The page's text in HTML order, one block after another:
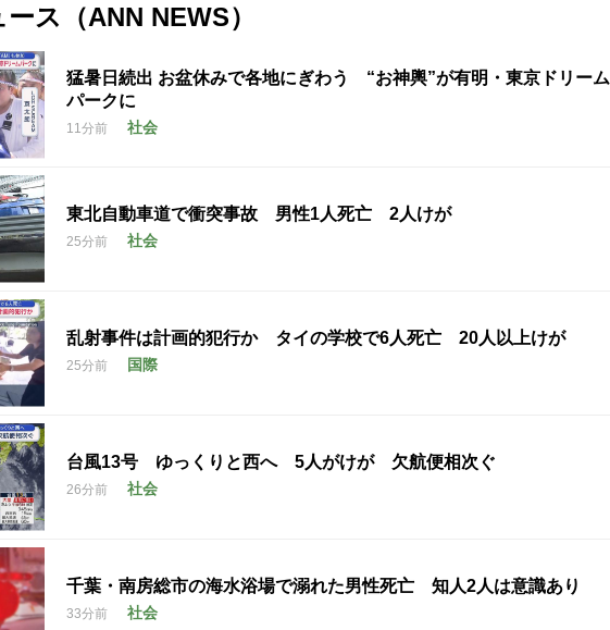
ス（ANN NEWS）
猛暑日続出 お盆休みで各地にぎわう “お神輿”が有明・東京ドリーム
パークに
11分前 社会
東北自動車道で衝突事故 男性1人死亡 2人けが
25分前 社会
乱射事件は計画的犯行か タイの学校で6人死亡 20人以上けが
25分前 国際
台風13号 ゆっくりと西へ 5人がけが 欠航便相次ぐ
26分前 社会
千葉・南房総市の海水浴場で溺れた男性死亡 知人2人は意識あり
33分前 社会